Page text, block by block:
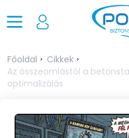
Főoldal
Cikkek
Az összeomlástól a
optimalizálás